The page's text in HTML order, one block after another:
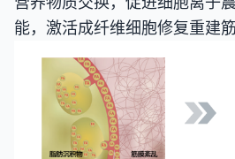
能，激活成纤维细胞修复重建筋